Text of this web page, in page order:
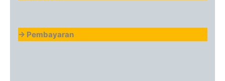
-> Pembayaran